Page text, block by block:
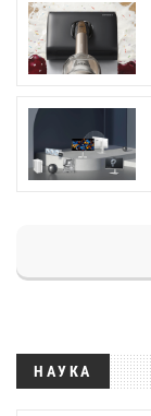
НАУКА